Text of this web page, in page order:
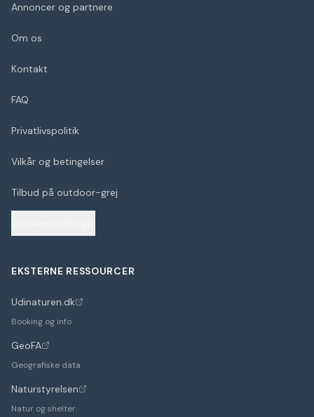
Annoncer og partnere
Om os
Kontakt
FAQ
Privatlivspolitik
Vilkår og betingelser
Tilbud på outdoor-grej
EKSTERNE RESSOURCER
Udinaturen.dk
(åbner i nyt faneblad)
Booking og info
GeoFA
(åbner i nyt faneblad)
Geografiske data
Naturstyrelsen
(åbner i nyt faneblad)
Natur og shelter